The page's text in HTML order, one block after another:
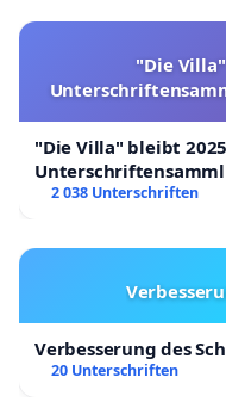
"Die
"Die Villa" bleibt
2 038 Unterschriften
Verbesserung des
20 Unterschriften